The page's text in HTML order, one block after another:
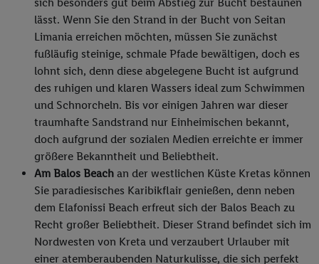
lässt. Wenn Sie den Strand in der Bucht von Seitan
Limania erreichen möchten, müssen Sie zunächst
fußläufig steinige, schmale Pfade bewältigen, doch es
lohnt sich, denn diese abgelegene Bucht ist aufgrund
des ruhigen und klaren Wassers ideal zum Schwimmen
und Schnorcheln. Bis vor einigen Jahren war dieser
traumhafte Sandstrand nur Einheimischen bekannt,
doch aufgrund der sozialen Medien erreichte er immer
größere Bekanntheit und Beliebtheit.
Am Balos Beach an der westlichen Küste Kretas können
Sie paradiesisches Karibikflair genießen, denn neben
dem Elafonissi Beach erfreut sich der Balos Beach zu
Recht großer Beliebtheit. Dieser Strand befindet sich im
Nordwesten von Kreta und verzaubert Urlauber mit
einer atemberaubenden Naturkulisse, die sich perfekt